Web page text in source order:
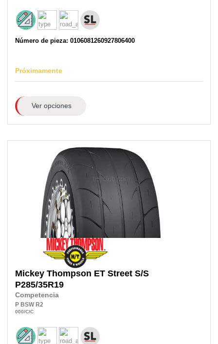
Número de pieza: 0106081260927806400
Próximamente
Ver opciones
Mickey Thompson ET Street S/S
P285/35R19
Competencia
P BSW R2
000/C/C